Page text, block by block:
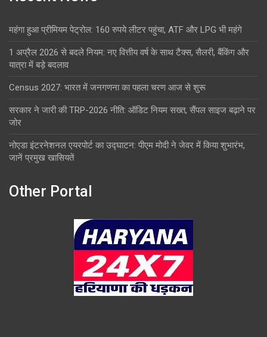
महंगा हुआ प्रीमियम पेट्रोल: 160 रुपये लीटर पहुंचा, ATF और LPG भी महंगे
1 अप्रैल 2026 से बदले नियम: नए वित्तीय वर्ष के साथ टैक्स, सैलरी, बैंकिंग और
यात्रा में बड़े बदलाव
Census 2027: भारत में जनगणना का पहला चरण आज से शुरू
सरकार ने जारी की TRP-2026 नीति: ऑडिट नियम सख्त, सैंपल साइज बढ़ाने पर
जोर
नोएडा इंटरनेशनल एयरपोर्ट का उद्घाटन: पीएम मोदी ने जेवर में किया शुभारंभ,
जानें प्रमुख खासियतें
Other Portal